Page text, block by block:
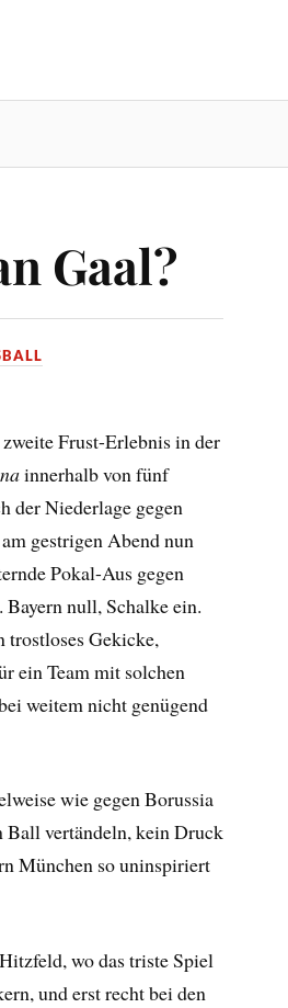
Gaal?
Frust-Erlebnis in der
innerhalb von fünf
der Niederlage gegen
gestrigen Abend nun
Pokal-Aus gegen
Bayern null, Schalke ein.
trostloses Gekicke,
ein Team mit solchen
weitem nicht genügend
wie gegen Borussia
vertändeln, kein Druck
München so uninspiriert
wo das triste Spiel
und erst recht bei den